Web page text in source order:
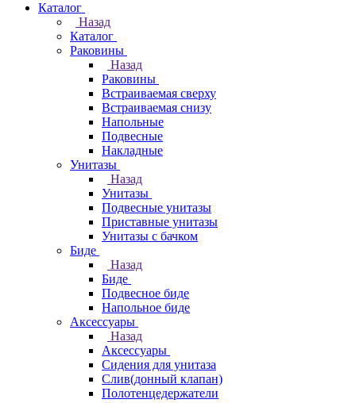
Каталог
Назад
Каталог
Раковины
Назад
Раковины
Встраиваемая сверху
Встраиваемая снизу
Напольные
Подвесные
Накладные
Унитазы
Назад
Унитазы
Подвесные унитазы
Приставные унитазы
Унитазы с бачком
Биде
Назад
Биде
Подвесное биде
Напольное биде
Аксессуары
Назад
Аксессуары
Сидения для унитаза
Слив(донный клапан)
Полотенцедержатели